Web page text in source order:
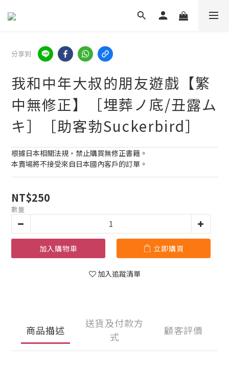
分享到
我和中年大叔的朋友遊戲【繁
中無修正】［埋葬ノ底/丑露ム
キ］［助客勃Suckerbird］
根據日本相關法規，禁止購買無修正書籍。
本賣場將不接受來自日本國內客戶的訂單。
NT$250
數量
加入購物車 立即購買
加入追蹤清單
商品描述
送貨及付款方
式
顧客評價